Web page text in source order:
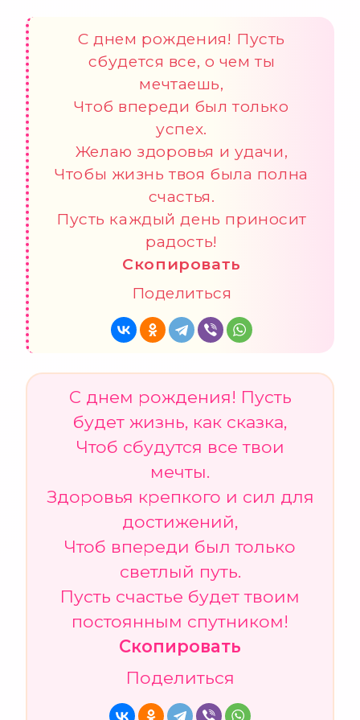
С днем рождения! Пусть
сбудется все, о чем ты
мечтаешь,
Чтоб впереди был только
успех.
Желаю здоровья и удачи,
Чтобы жизнь твоя была полна
счастья.
Пусть каждый день приносит
радость!
Скопировать
Поделиться
С днем рождения! Пусть
будет жизнь, как сказка,
Чтоб сбудутся все твои
мечты.
Здоровья крепкого и сил для
достижений,
Чтоб впереди был только
светлый путь.
Пусть счастье будет твоим
постоянным спутником!
Скопировать
Поделиться